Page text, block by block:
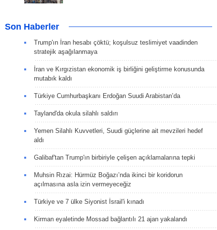
Son Haberler
Trump'ın İran hesabı çöktü; koşulsuz teslimiyet vaadinden
stratejik aşağılanmaya
İran ve Kırgızistan ekonomik iş birliğini geliştirme konusunda
mutabık kaldı
Türkiye Cumhurbaşkanı Erdoğan Suudi Arabistan’da
Tayland'da okula silahlı saldırı
Yemen Silahlı Kuvvetleri, Suudi güçlerine ait mevzileri hedef
aldı
Galibaf'tan Trump'ın birbiriyle çelişen açıklamalarına tepki
Muhsin Rızai: Hürmüz Boğazı’nda ikinci bir koridorun
açılmasına asla izin vermeyeceğiz
Türkiye ve 7 ülke Siyonist İsrail'i kınadı
Kirman eyaletinde Mossad bağlantılı 21 ajan yakalandı